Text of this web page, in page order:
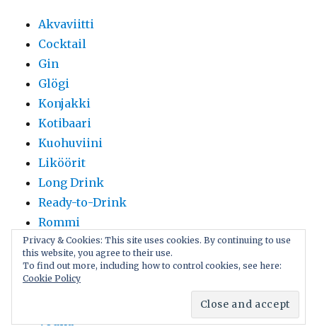
Akvaviitti
Cocktail
Gin
Glögi
Konjakki
Kotibaari
Kuohuviini
Liköörit
Long Drink
Ready-to-Drink
Rommi
Ruoka
Tonic Water
Uncategorized
Vodka
Privacy & Cookies: This site uses cookies. By continuing to use
this website, you agree to their use.
To find out more, including how to control cookies, see here:
Cookie Policy